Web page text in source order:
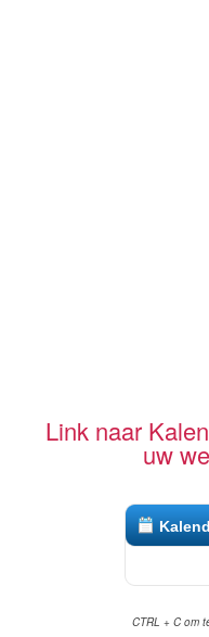
Link naar
uw
CTRL + C om